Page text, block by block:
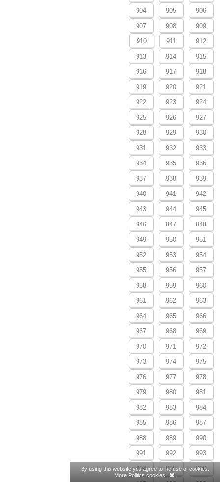
904 905 906
907 908 909
910 911 912
913 914 915
916 917 918
919 920 921
922 923 924
925 926 927
928 929 930
931 932 933
934 935 936
937 938 939
940 941 942
943 944 945
946 947 948
949 950 951
952 953 954
955 956 957
958 959 960
961 962 963
964 965 966
967 968 969
970 971 972
973 974 975
976 977 978
979 980 981
982 983 984
985 986 987
988 989 990
991 992 993
994 995 996
By using this website you agree to the use of cookies.
More Politics cookies..